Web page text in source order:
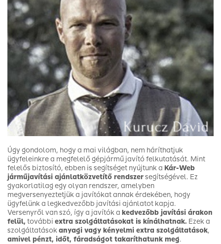
Úgy gondolom, hogy a mai világban, nem háríthatjuk
ügyfeleinkre a megfelelő gépjármű javító felkutatását. Mint
felelős biztosító, ebben is segítséget nyújtunk a Kár-Web
járműjavítási ajánlatközvetítő rendszersegítségével. Ez
gyakorlatilag egy olyan rendszer, amelyben
megversenyeztetjük a javítókat annak érdekében, hogy
ügyfelünk a legkedvezőbb javítási ajánlatot kapja.
Versenyről van szó, így a javítók a kedvezőbb javítási árakon
felül, további extra szolgáltatásokat is kínálhatnak. Ezek a
szolgáltatásokanyagi vagy kényelmi extra szolgáltatások,
amivel pénzt, időt, fáradságot takaríthatunk meg.